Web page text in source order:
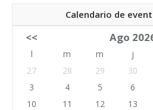
Calendario de
<< Ago
l m m j
27
28 29 30
3
4 5 6
10
11 12 13